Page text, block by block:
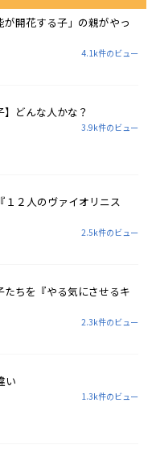
が開花する子」の親がやっ
4.1k件のビュー
どんな人かな？
3.9k件のビュー
１２人のヴァイオリニス
2.5k件のビュー
たちを『やる気にさせるキ
2.3k件のビュー
い
1.3k件のビュー